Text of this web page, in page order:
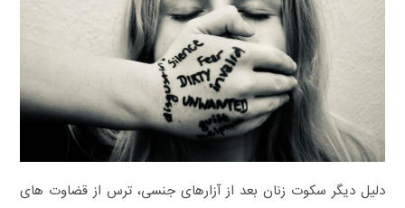
دلیل دیگر سکوت زنان بعد از آزارهای جنسی، ترس از قضاوت های